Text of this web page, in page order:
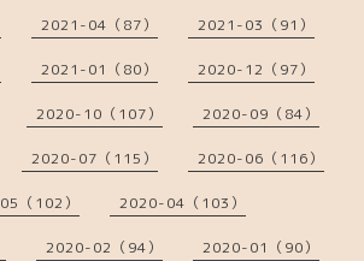
2021-04（87） 2021-03（91）
2021-01（80） 2020-12（97）
2020-10（107） 2020-09（84）
2020-07（115） 2020-06（116）
（102） 2020-04（103）
2020-02（94） 2020-01（90）